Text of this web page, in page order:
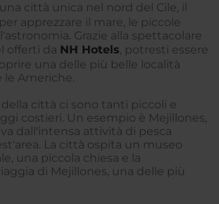
città unica nel nord del Cile, il
apprezzare il mare, le piccole
Grazie alla spettacolare
offerti da NH Hotels, potresti essere
una delle più belle località
Americhe.
città ci sono tanti piccoli e
costieri. Un esempio è Mejillones,
dall'intensa attività di pesca
La città ospita un museo
una piccola chiesa e la
di Mejillones, una delle più